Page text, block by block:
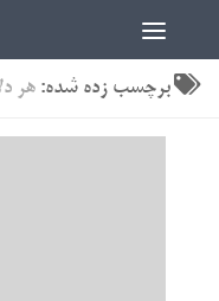
برچسب زده شده:هر دلار